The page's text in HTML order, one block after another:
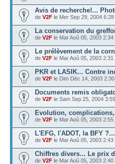
Avis de recherche!...
de V2F le Mer Sep 29, 2004 6:28
La conservation du
de V2F le Mar Aoû 05, 2003 2:34
Le prélèvement de la
de V2F le Mar Aoû 05, 2003 2:31
PKR et LASIK... Contre
de V2F le Dim Déc 14, 2003
Documents remis
de V2F le Sam Sep 25, 2004
Evolution,
de V2F le Mar Aoû 05, 2003 2:55
L'EFG, l'ADOT, la BFY ?...
de V2F le Mar Aoû 05, 2003 2:43
Chiffres divers... Le prix
de V2F le Mar Aoû 05, 2003 2:40